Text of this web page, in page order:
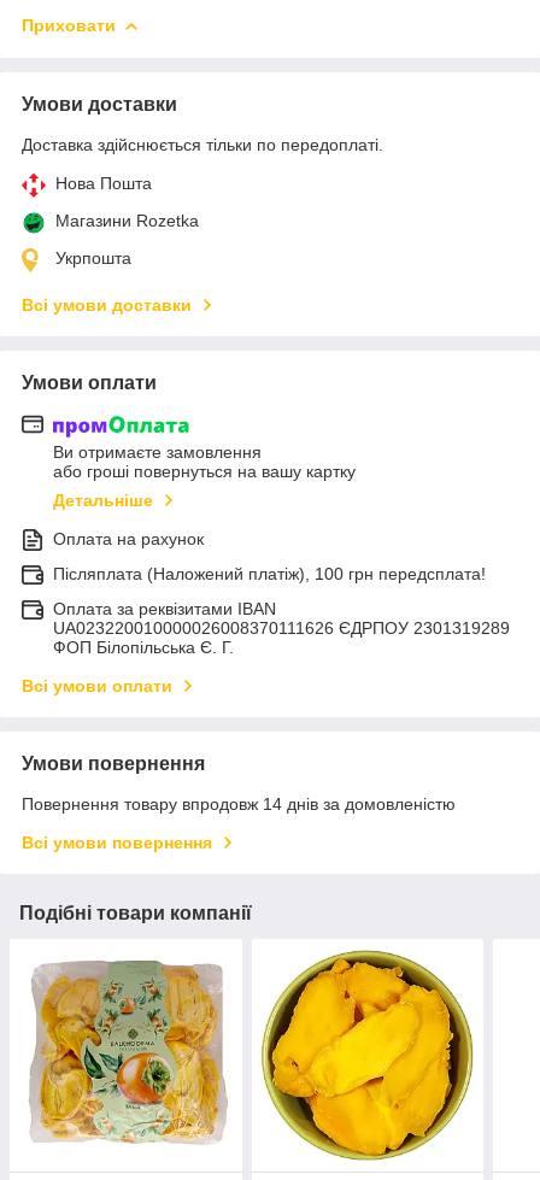
Приховати
Умови доставки
Доставка здійснюється тільки по передоплаті.
Нова Пошта
Магазини Rozetka
Укрпошта
Всі умови доставки
Умови оплати
Ви отримаєте замовлення
або гроші повернуться на вашу картку
Детальніше
Оплата на рахунок
Післяплата (Наложений платіж), 100 грн передсплата!
Оплата за реквізитами IBAN
UA023220010000026008370111626 ЄДРПОУ 2301319289
ФОП Білопільська Є. Г.
Всі умови оплати
Умови повернення
Повернення товару впродовж 14 днів за домовленістю
Всі умови повернення
Подібні товари компанії